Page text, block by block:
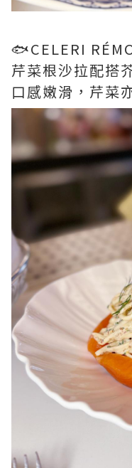
🐟CELERI
芹菜根沙拉配搭
口感嫩滑，芹菜